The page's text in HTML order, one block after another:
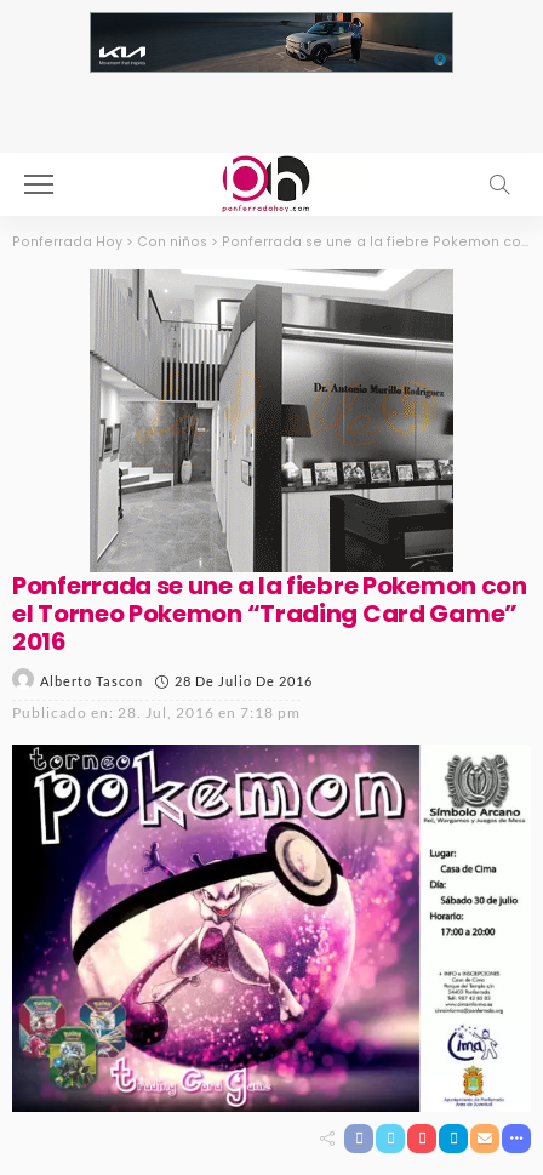
Ponferrada Hoy > Con niños > Ponferrada se une a la fiebre Pokemon con el Torneo Pokemon “Trading Card Game” 2016
Ponferrada se une a la fiebre Pokemon con
el Torneo Pokemon “Trading Card Game”
2016
Alberto Tascon 28 De Julio De 2016
Publicado en: 28. Jul, 2016 en 7:18 pm